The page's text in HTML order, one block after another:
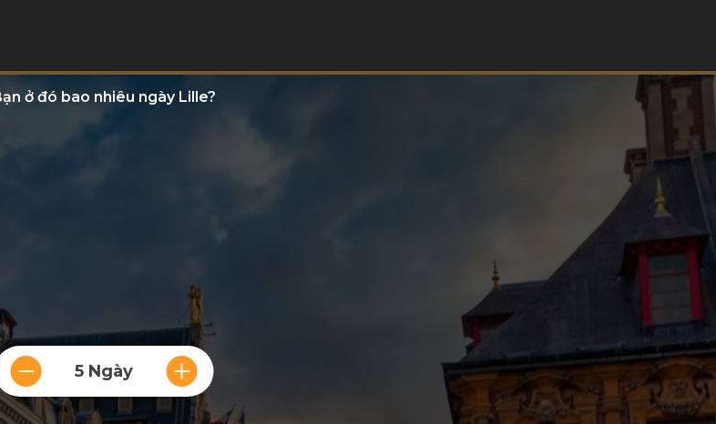
ở đó bao nhiêu ngày Lille?
5 Ngày